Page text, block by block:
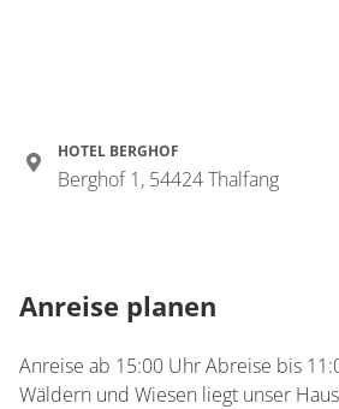
HOTEL BERGHOF
Berghof 1, 54424 Thalfang
Anreise planen
Anreise ab 15:00 Uhr Abreise bis
Wäldern und Wiesen liegt unser